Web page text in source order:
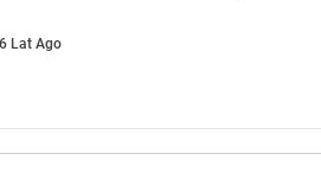
6 Lat Ago